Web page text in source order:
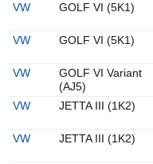
VW
GOLF VI (5K1)
VW
GOLF VI (5K1)
VW
GOLF VI Variant
(AJ5)
VW
JETTA III (1K2)
VW
JETTA III (1K2)